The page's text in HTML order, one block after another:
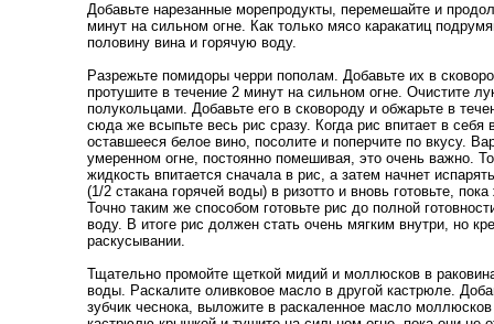
Добавьте нарезанные морепродукты, перемешайте и
минут на сильном огне. Как только мясо каракатиц
половину вина и горячую воду.
Разрежьте помидоры черри пополам. Добавьте их в
протушите в течение 2 минут на сильном огне. Очистите
полукольцами. Добавьте его в сковороду и обжарьте в
сюда же всыпьте весь рис сразу. Когда рис впитает в себя
оставшееся белое вино, посолите и поперчите по вкусу.
умеренном огне, постоянно помешивая, это очень важно.
жидкость впитается сначала в рис, а затем начнет
(1/2 стакана горячей воды) в ризотто и вновь готовьте,
Точно таким же способом готовьте рис до полной
воду. В итоге рис должен стать очень мягким внутри, но
раскусывании.
Тщательно промойте щеткой мидий и моллюсков в
воды. Раскалите оливковое масло в другой кастрюле.
зубчик чеснока, выложите в раскаленное масло